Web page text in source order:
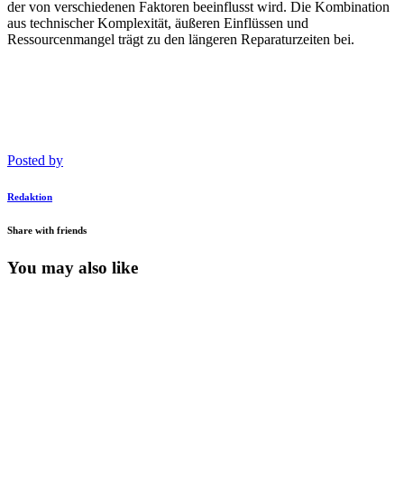
der von verschiedenen Faktoren beeinflusst wird. Die Kombination
aus technischer Komplexität, äußeren Einflüssen und
Ressourcenmangel trägt zu den längeren Reparaturzeiten bei.
Posted by
Redaktion
Share with friends
You may also like